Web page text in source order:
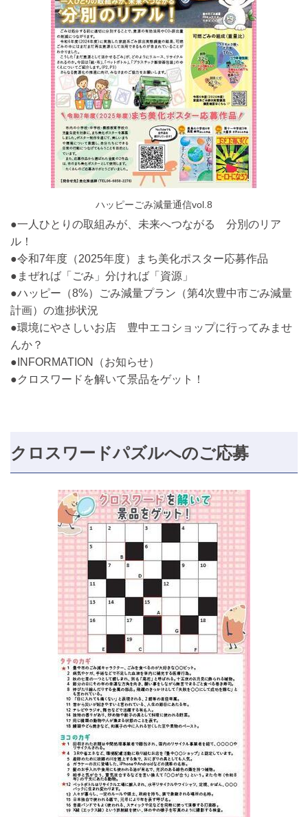
ハッピーごみ減量通信vol.8
●一人ひとりの取組みが、未来へつながる 分別のリア
ル！
●令和7年度（2025年度）まち美化ポスター応募作品
●まぜれば「ごみ」分ければ「資源」
●ハッピー（8%）ごみ減量プラン（第4次豊中市ごみ減量
計画）の進捗状況
●環境にやさしいお店 豊中エコショップに行ってみませ
んか？
●INFORMATION（お知らせ）
●クロスワードを解いて景品をゲット！
クロスワードパズルへのご応募